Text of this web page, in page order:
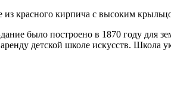
из красного кирпича с высоким
было построено в 1870 году для
детской школе искусств. Школа